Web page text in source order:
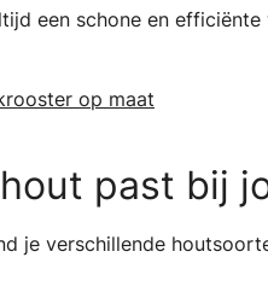
een schone en
op maat
past bij
je verschillende